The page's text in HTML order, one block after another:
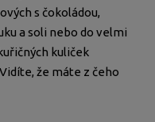
s čokoládou,
a soli nebo do velmi
kuliček
že máte z čeho